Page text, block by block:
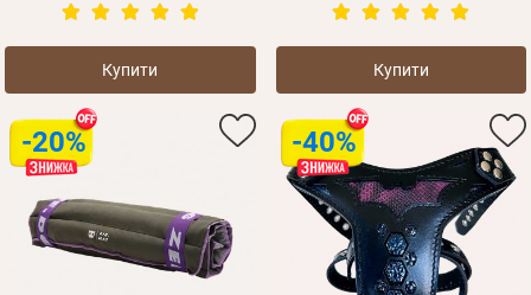
Купити Купити
-20% -40%